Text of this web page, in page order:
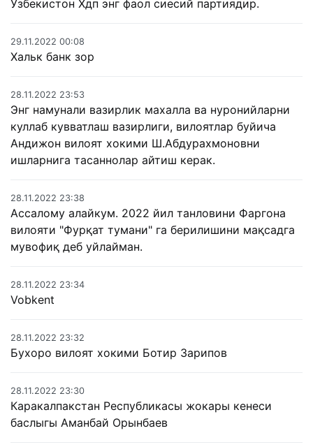
Узбекистон Хдп энг фаол сиесий партиядир.
29.11.2022 00:08
Хальк банк зор
28.11.2022 23:53
Энг намунали вазирлик махалла ва нуронийларни
куллаб кувватлаш вазирлиги, вилоятлар буйича
Андижон вилоят хокими Ш.Абдурахмоновни
ишларнига тасаннолар айтиш керак.
28.11.2022 23:38
Ассалому алайкум. 2022 йил танловини Фаргона
вилояти "Фурқат тумани" га берилишини мақсадга
мувофиқ деб уйлайман.
28.11.2022 23:34
Vobkent
28.11.2022 23:32
Бухоро вилоят хокими Ботир Зарипов
28.11.2022 23:30
Каракалпакстан Республикасы жокары кенеси
баслыгы Аманбай Орынбаев